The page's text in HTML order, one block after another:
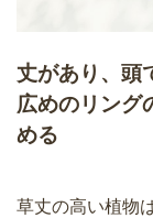
丈があり、頭
広めのリング
める
草丈の高い植物